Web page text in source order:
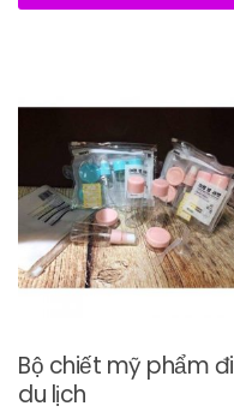
Bộ chiết mỹ phẩm đi
du lịch